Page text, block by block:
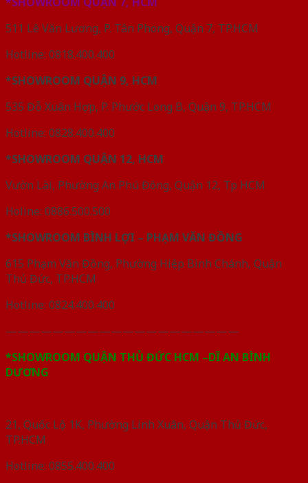
511 Lê Văn Lương, P. Tân Phong, Quận 7, TP.HCM
Hotline: 0818.400.400
*SHOWROOM QUẬN 9, HCM
535 Đỗ Xuân Hợp, P. Phước Long B, Quận 9, TP.HCM
Hotline: 0828.400.400
*SHOWROOM QUẬN 12, HCM
Vườn Lài, Phường An Phú Đông, Quận 12, Tp HCM
Holine: 0886.500.500
*SHOWROOM BÌNH LỢI – PHẠM VĂN ĐỒNG
615 Phạm Văn Đồng, Phường Hiệp Bình Chánh, Quận
Thủ Đức, TP.HCM
Hotline: 0824.400.400
————————————————————
*SHOWROOM QUẬN THỦ ĐỨC HCM –DĨ AN BÌNH
DƯƠNG
21, Quốc Lộ 1K, Phường Linh Xuân, Quận Thủ Đức,
TP.HCM
Hotline: 0855.400.400